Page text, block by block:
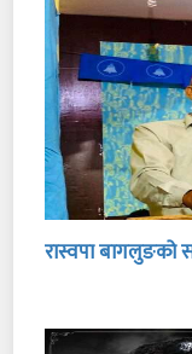
रास्वपा बागलुङको